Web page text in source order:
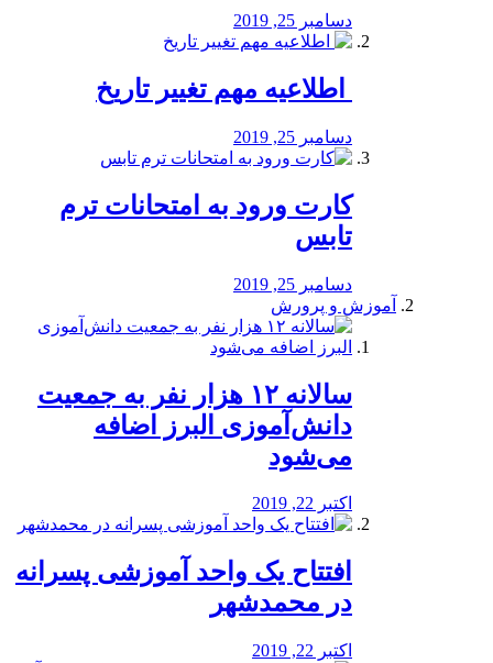
دسامبر 25, 2019
️ اطلاعیه مهم تغییر تاریخ
دسامبر 25, 2019
کارت ورود به امتحانات ترم
تابس
دسامبر 25, 2019
آموزش و پرورش
️سالانه ۱۲ هزار نفر به جمعیت
دانش‌آموزی البرز اضافه
می‌شود
اکتبر 22, 2019
افتتاح یک واحد آموزشی پسرانه
در محمدشهر
اکتبر 22, 2019